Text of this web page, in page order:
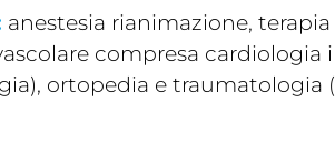
anestesia rianimazione,
compresa
ortopedia e traumatologia